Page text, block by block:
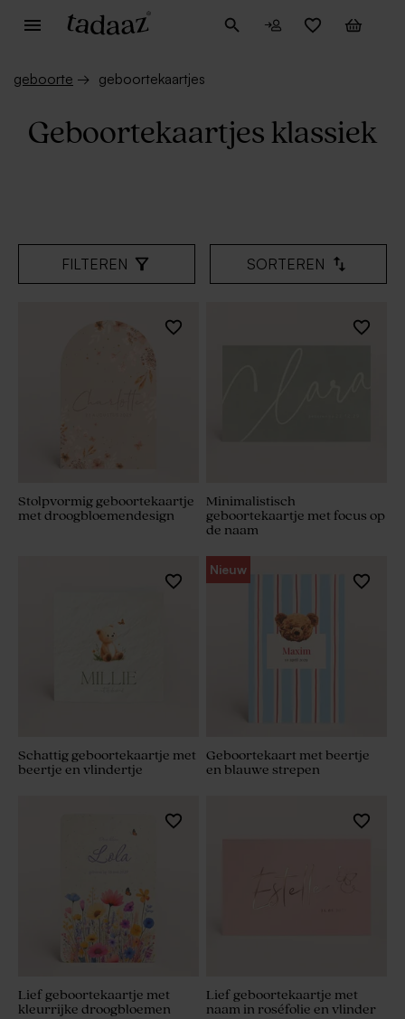
geboorte → geboortekaartjes
Geboortekaartjes klassiek
FILTEREN SORTEREN
Stolpvormig geboortekaartje
met droogbloemendesign
Minimalistisch
geboortekaartje met focus op
de naam
Schattig geboortekaartje met
beertje en vlindertje
Nieuw
Geboortekaart met beertje
en blauwe strepen
Lief geboortekaartje met
kleurrijke droogbloemen
Lief geboortekaartje met
naam in roséfolie en vlinder